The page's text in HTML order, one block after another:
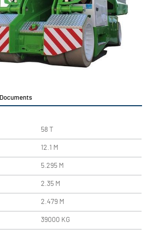
Documents
58 T
12.1 M
5.295 M
2.35 M
2.479 M
39000 KG